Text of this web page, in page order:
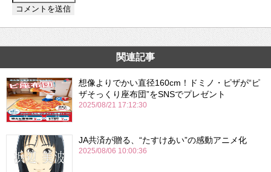
関連記事
想像よりでかい直径160cm！ドミノ・ピザが“ピ
ザそっくり座布団”をSNSでプレゼント
2025/08/21 17:12:30
JA共済が贈る、“たすけあい”の感動アニメ化
2025/08/06 10:00:36